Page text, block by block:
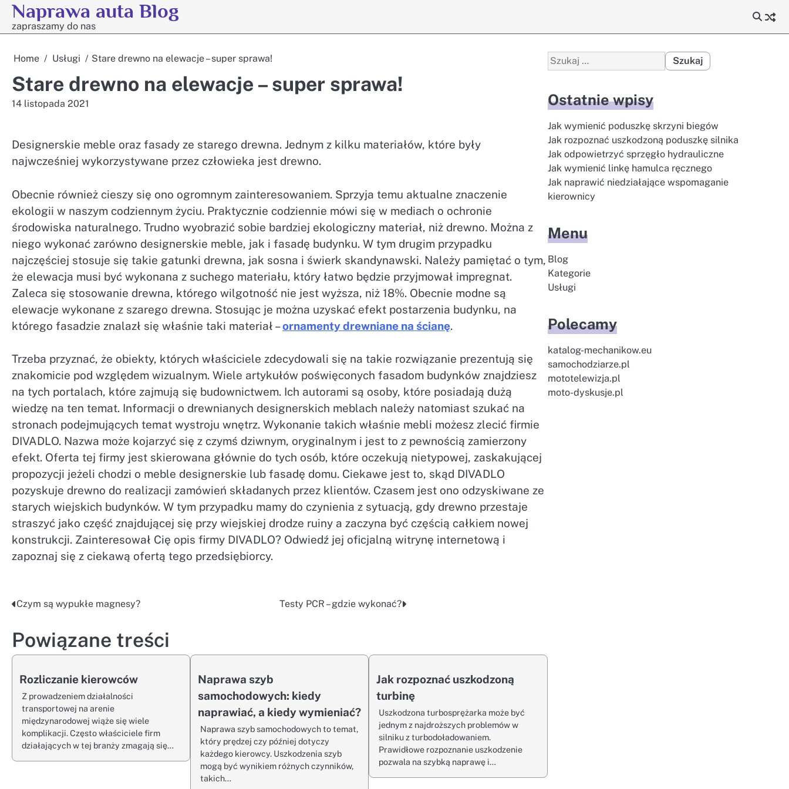
Skip
content
Naprawa auta Blog
zapraszamy do nas
Home Usługi Stare drewno na elewacje – super sprawa!
Stare drewno na elewacje – super sprawa!
14 listopada 2021
Designerskie meble oraz fasady ze starego drewna. Jednym z kilku materiałów, które były
najwcześniej wykorzystywane przez człowieka jest drewno.
Obecnie również cieszy się ono ogromnym zainteresowaniem. Sprzyja temu aktualne znaczenie
ekologii w naszym codziennym życiu. Praktycznie codziennie mówi się w mediach o ochronie
środowiska naturalnego. Trudno wyobrazić sobie bardziej ekologiczny materiał, niż drewno. Można z
niego wykonać zarówno designerskie meble, jak i fasadę budynku. W tym drugim przypadku
najczęściej stosuje się takie gatunki drewna, jak sosna i świerk skandynawski. Należy pamiętać o tym,
że elewacja musi być wykonana z suchego materiału, który łatwo będzie przyjmował impregnat.
Zaleca się stosowanie drewna, którego wilgotność nie jest wyższa, niż 18%. Obecnie modne są
elewacje wykonane z szarego drewna. Stosując je można uzyskać efekt postarzenia budynku, na
którego fasadzie znalazł się właśnie taki materiał –ornamenty drewniane na ścianę.
Trzeba przyznać, że obiekty, których właściciele zdecydowali się na takie rozwiązanie prezentują się
znakomicie pod względem wizualnym. Wiele artykułów poświęconych fasadom budynków znajdziesz
na tych portalach, które zajmują się budownictwem. Ich autorami są osoby, które posiadają dużą
wiedzę na ten temat. Informacji o drewnianych designerskich meblach należy natomiast szukać na
stronach podejmujących temat wystroju wnętrz. Wykonanie takich właśnie mebli możesz zlecić firmie
DIVADLO. Nazwa może kojarzyć się z czymś dziwnym, oryginalnym i jest to z pewnością zamierzony
efekt. Oferta tej firmy jest skierowana głównie do tych osób, które oczekują nietypowej, zaskakującej
propozycji jeżeli chodzi o meble designerskie lub fasadę domu. Ciekawe jest to, skąd DIVADLO
pozyskuje drewno do realizacji zamówień składanych przez klientów. Czasem jest ono odzyskiwane ze
starych wiejskich budynków. W tym przypadku mamy do czynienia z sytuacją, gdy drewno przestaje
straszyć jako część znajdującej się przy wiejskiej drodze ruiny a zaczyna być częścią całkiem nowej
konstrukcji. Zainteresował Cię opis firmy DIVADLO? Odwiedź jej oficjalną witrynę internetową i
zapoznaj się z ciekawą ofertą tego przedsiębiorcy.
Nawigacja
wpisu
Czym są wypukłe magnesy? Testy PCR – gdzie wykonać?
Powiązane treści
Rozliczanie kierowców
Z prowadzeniem działalności
transportowej na arenie
międzynarodowej wiąże się wiele
komplikacji. Często właściciele firm
działających w tej branży zmagają się…
Naprawa szyb
samochodowych: kiedy
naprawiać, a kiedy wymieniać?
Naprawa szyb samochodowych to temat,
który prędzej czy później dotyczy
każdego kierowcy. Uszkodzenia szyb
mogą być wynikiem różnych czynników,
takich…
Jak rozpoznać uszkodzoną
turbinę
Uszkodzona turbosprężarka może być
jednym z najdroższych problemów w
silniku z turbodoładowaniem.
Prawidłowe rozpoznanie uszkodzenie
pozwala na szybką naprawę i…
Szukaj:
Ostatnie wpisy
Jak wymienić poduszkę skrzyni biegów
Jak rozpoznać uszkodzoną poduszkę silnika
Jak odpowietrzyć sprzęgło hydrauliczne
Jak wymienić linkę hamulca ręcznego
Jak naprawić niedziałające wspomaganie
kierownicy
Menu
Blog
Kategorie
Usługi
Polecamy
katalog-mechanikow.eu
samochodziarze.pl
mototelewizja.pl
moto-dyskusje.pl